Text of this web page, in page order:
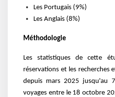
Les Portugais (9%)
Les Anglais (8%)
Méthodologie
Les statistiques de cette
réservations et les recherches
depuis mars 2025 jusqu'au
voyages entre le 18 octobre